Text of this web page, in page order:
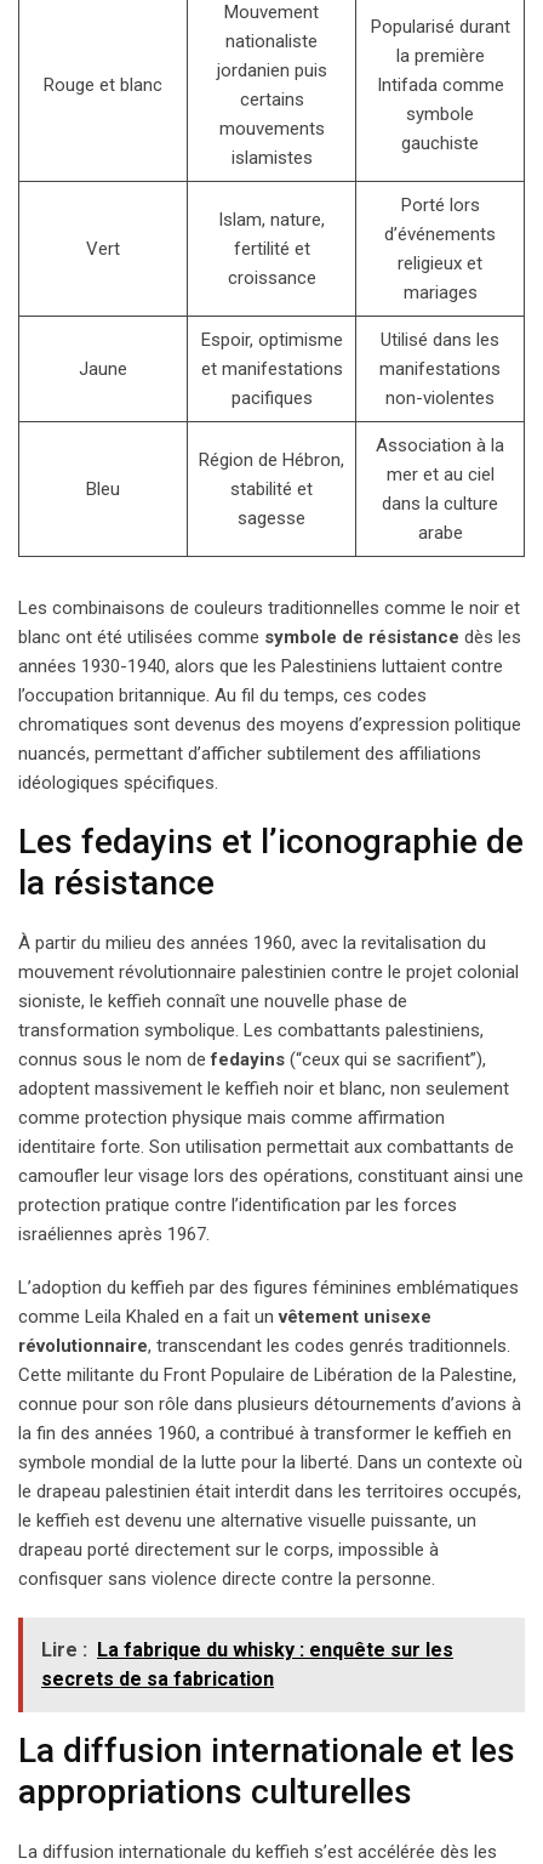
Rouge et blanc
Mouvement
nationaliste
jordanien puis
certains
mouvements
islamistes
Popularisé durant
la première
Intifada comme
symbole
gauchiste
Vert
Islam, nature,
fertilité et
croissance
Porté lors
d’événements
religieux et
mariages
Jaune
Espoir, optimisme
et manifestations
pacifiques
Utilisé dans les
manifestations
non-violentes
Bleu
Région de Hébron,
stabilité et
sagesse
Association à la
mer et au ciel
dans la culture
arabe
Les combinaisons de couleurs traditionnelles comme le noir et
blanc ont été utilisées comme symbole de résistance dès les
années 1930-1940, alors que les Palestiniens luttaient contre
l’occupation britannique. Au fil du temps, ces codes
chromatiques sont devenus des moyens d’expression politique
nuancés, permettant d’afficher subtilement des affiliations
idéologiques spécifiques.
Les fedayins et l’iconographie de
la résistance
À partir du milieu des années 1960, avec la revitalisation du
mouvement révolutionnaire palestinien contre le projet colonial
sioniste, le keffieh connaît une nouvelle phase de
transformation symbolique. Les combattants palestiniens,
connus sous le nom defedayins (“ceux qui se sacrifient”),
adoptent massivement le keffieh noir et blanc, non seulement
comme protection physique mais comme affirmation
identitaire forte. Son utilisation permettait aux combattants de
camoufler leur visage lors des opérations, constituant ainsi une
protection pratique contre l’identification par les forces
israéliennes après 1967.
L’adoption du keffieh par des figures féminines emblématiques
comme Leila Khaled en a fait unvêtement unisexe
révolutionnaire, transcendant les codes genrés traditionnels.
Cette militante du Front Populaire de Libération de la Palestine,
connue pour son rôle dans plusieurs détournements d’avions à
la fin des années 1960, a contribué à transformer le keffieh en
symbole mondial de la lutte pour la liberté. Dans un contexte où
le drapeau palestinien était interdit dans les territoires occupés,
le keffieh est devenu une alternative visuelle puissante, un
drapeau porté directement sur le corps, impossible à
confisquer sans violence directe contre la personne.
Lire : La fabrique du whisky : enquête sur les
secrets de sa fabrication
La diffusion internationale et les
appropriations culturelles
La diffusion internationale du keffieh s’est accélérée dès les